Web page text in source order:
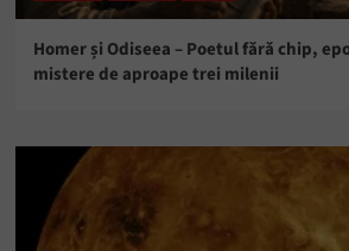
Homer și Odiseea – Poetul fără chip,
mistere de aproape trei milenii